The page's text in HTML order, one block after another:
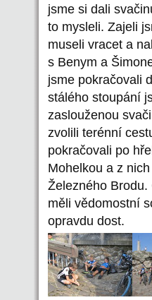
jsme si dali
to mysleli. Zajeli
museli vracet a
s Benym a
jsme pokračovali
stálého stoupání
zaslouženou
zvolili terénní
pokračovali po
Mohelkou a z
Železného
měli vědomostní
opravdu dost.